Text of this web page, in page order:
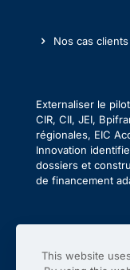
Nos cas clients
Externaliser le
CIR, CII, JEI,
régionales, EIC
Innovation
dossiers et
de financement
This website